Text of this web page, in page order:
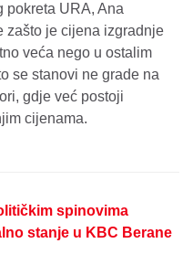
pokreta URA, Ana
zašto je cijena izgradnje
veća nego u ostalim
se stanovi ne grade na
gdje već postoji
cijenama.
spinovima
stanje u KBC Berane